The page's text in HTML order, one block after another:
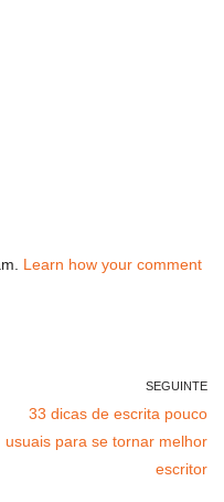
Learn how your comment
SEGUINTE
33 dicas de escrita pouco
usuais para se tornar melhor
escritor